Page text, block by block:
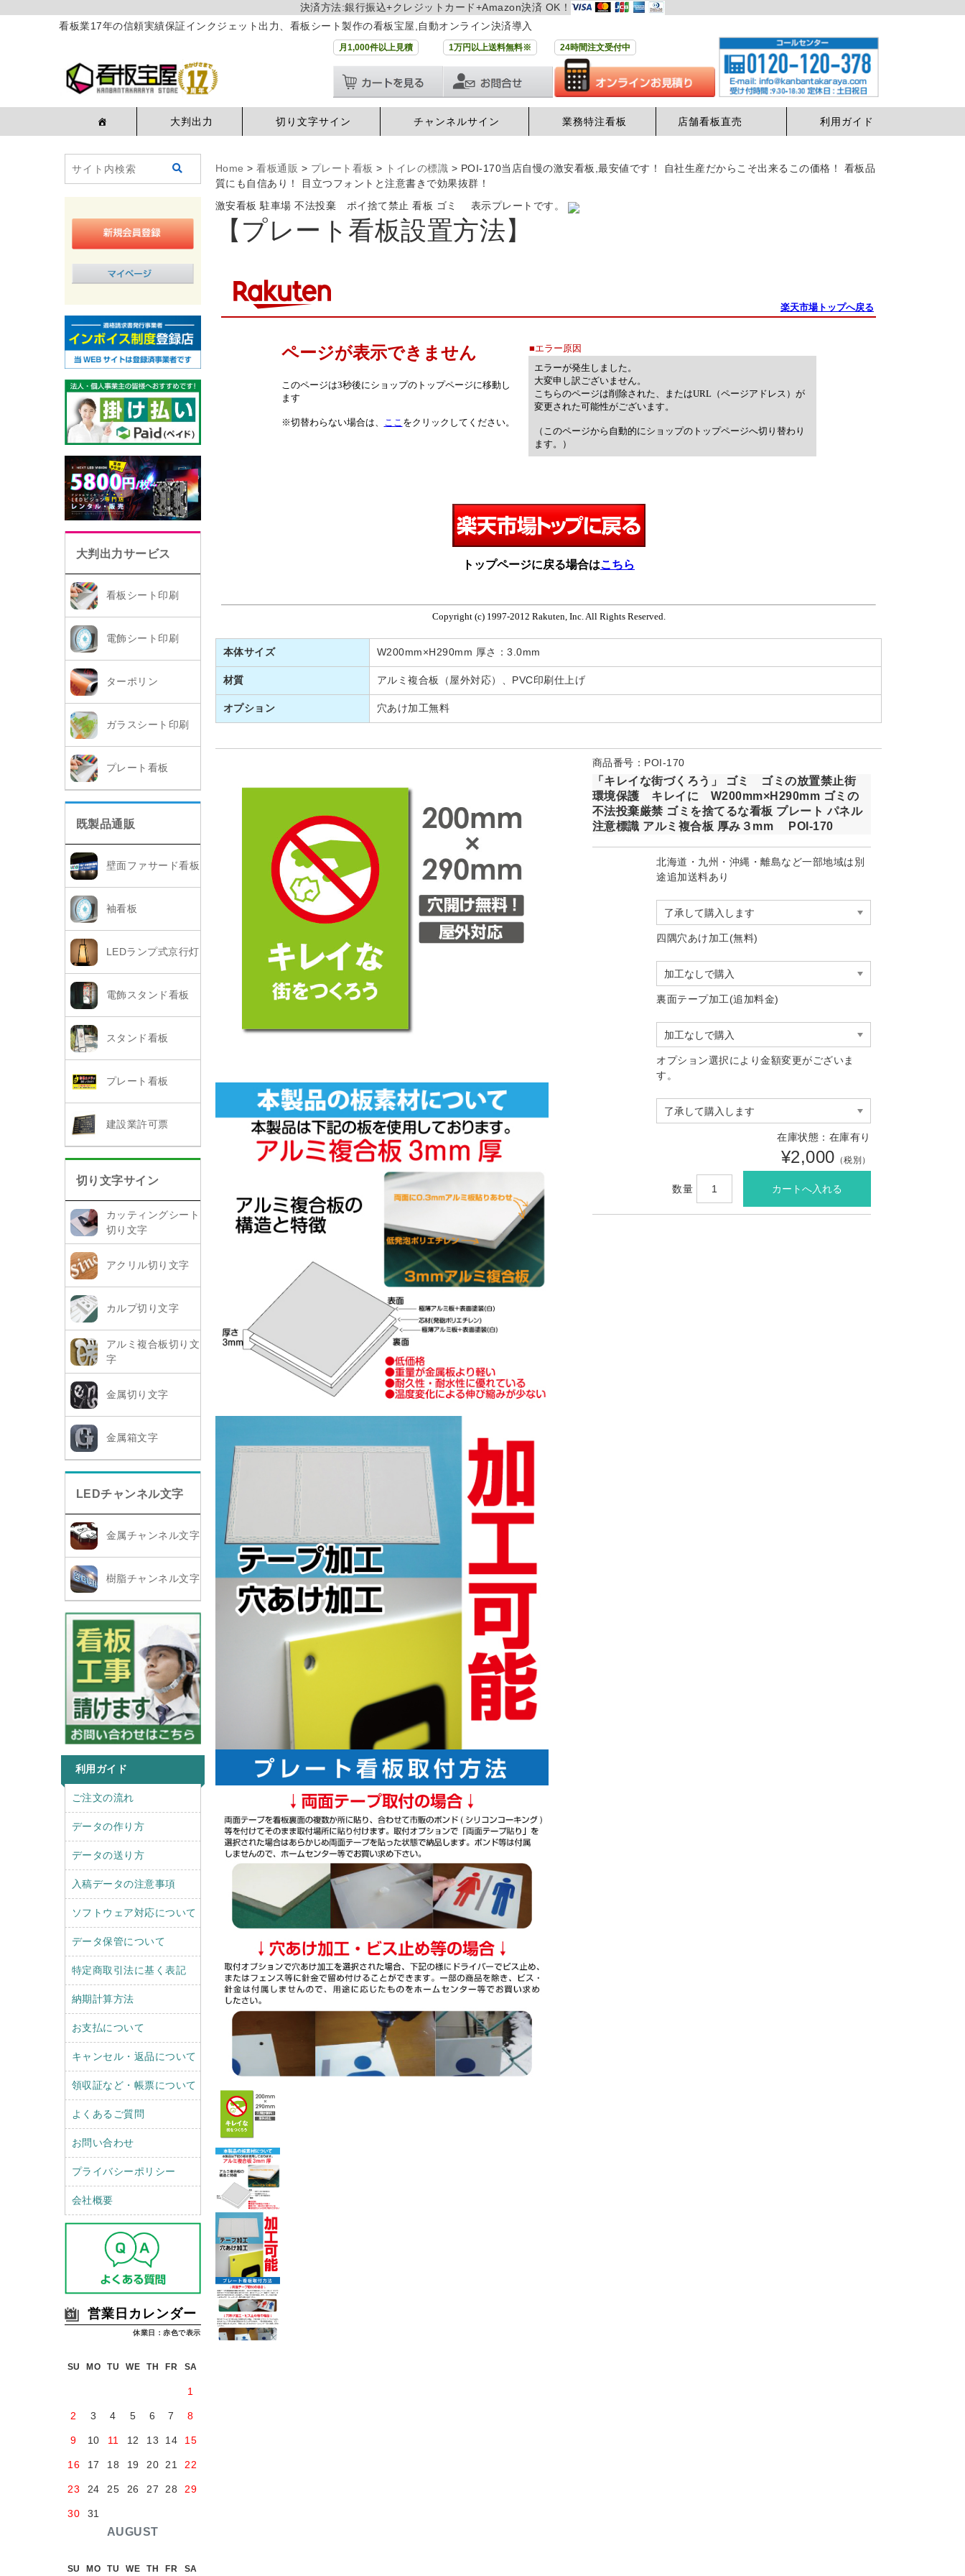
決済方法:銀行振込+クレジットカード+Amazon決済 OK！
看板業17年の信頼実績保証インクジェット出力、看板シート製作の看板宝屋,自動オンライン決済導入
月1,000件以上見積 1万円以上送料無料※ 24時間注文受付中
大判出力 切り文字サイン チャンネルサイン 業務特注看板 店舗看板直売 利用ガイド
大判出力サービス
看板シート印刷
電飾シート印刷
ターポリン
ガラスシート印刷
プレート看板
既製品通販
壁面ファサード看板
袖看板
LEDランプ式京行灯
電飾スタンド看板
スタンド看板
プレート看板
建設業許可票
切り文字サイン
カッティングシート
切り文字
アクリル切り文字
カルプ切り文字
アルミ複合板切り文
字
金属切り文字
金属箱文字
LEDチャンネル文字
金属チャンネル文字
樹脂チャンネル文字
利用ガイド
r
ご注文の流れ
データの作り方
データの送り方
入稿データの注意事項
ソフトウェア対応について
データ保管について
特定商取引法に基く表記
納期計算方法
お支払について
キャンセル・返品について
領収証など・帳票について
よくあるご質問
お問い合わせ
プライバシーポリシー
会社概要
営業日カレンダー
休業日：赤色で表示
AUGUST
SU MO TU WE TH FR SA
1
2 3 4 5 6 7 8
9 10 11 12 13 14 15
16 17 18 19 20 21 22
23 24 25 26 27 28 29
30 31
SU MO TU WE TH FR SA
Home > 看板通販 > プレート看板 > トイレの標識 > POI-170当店自慢の激安看板,最安値です！ 自社生産だからこそ出来るこの価格！ 看板品
質にも自信あり！ 目立つフォントと注意書きで効果抜群！
激安看板 駐車場 不法投棄 ポイ捨て禁止 看板 ゴミ 表示プレートです。
【プレート看板設置方法】
本体サイズ W200mm×H290mm 厚さ：3.0mm
材質 アルミ複合板（屋外対応）、PVC印刷仕上げ
オプション 穴あけ加工無料
商品番号：POI-170
「キレイな街づくろう」 ゴミ ゴミの放置禁止街
環境保護 キレイに W200mm×H290mm ゴミの
不法投棄厳禁 ゴミを捨てるな看板 プレート パネル
注意標識 アルミ複合板 厚み３mm POI-170
北海道・九州・沖縄・離島など一部地域は別
途追加送料あり
四隅穴あけ加工(無料)
裏面テープ加工(追加料金)
オプション選択により金額変更がございま
す。
在庫状態：在庫有り
¥2,000 （税別）
数量